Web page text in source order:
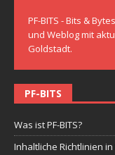
PF-BITS - Bits &
und Weblog mit
Goldstadt.
PF-BITS
Was ist PF-BITS?
Inhaltliche Richtlinien in